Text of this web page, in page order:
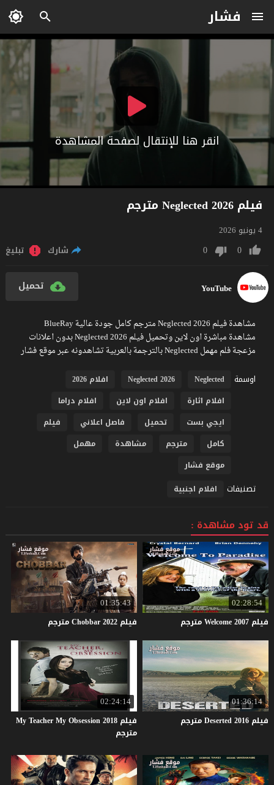
فشار
انقر هنا للإنتقال لصفحة المشاهدة
فيلم Neglected 2026 مترجم
4 يونيو 2026
0
0 شارك تبليغ
YouTube تحميل
مشاهدة فيلم Neglected 2026 مترجم كامل جودة عالية BlueRay
مشاهدة مباشرة اون لاين وتحميل فيلم Neglected 2026 بدون اعلانات
مزعجة فلم مهمل Neglected بالترجمة بالعربية تشاهدونه عبر موقع فشار
اوسمة
Neglected
Neglected 2026
افلام 2026
افلام اثارة
افلام اون لاين
افلام دراما
ايجي بست
تحميل فاصل اعلاني
فيلم
كامل
مترجم مشاهدة
مهمل
موقع فشار
تصنيفات افلام اجنبية
قد تود مشاهدة :
02:28:54
فيلم Welcome2007 مترجم
01:35:43
فيلم Chobbar2022 مترجم
01:36:14
فيلم Deserted2016 مترجم
02:24:14
فيلم My Teacher My Obsession 2018
مترجم